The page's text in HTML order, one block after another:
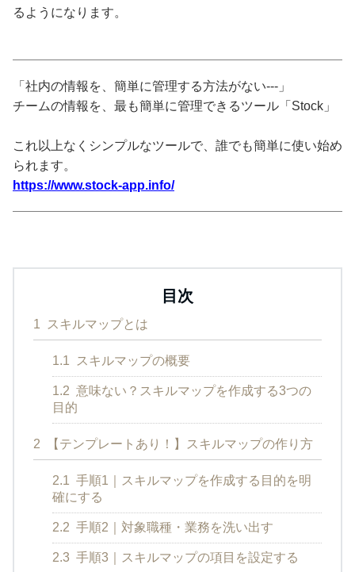
るようになります。
「社内の情報を、簡単に管理する方法がない---」
チームの情報を、最も簡単に管理できるツール「Stock」
これ以上なくシンプルなツールで、誰でも簡単に使い始め
られます。
https://www.stock-app.info/
目次
1 スキルマップとは
1.1 スキルマップの概要
1.2 意味ない？スキルマップを作成する3つの
目的
2 【テンプレートあり！】スキルマップの作り方
2.1 手順1｜スキルマップを作成する目的を明
確にする
2.2 手順2｜対象職種・業務を洗い出す
2.3 手順3｜スキルマップの項目を設定する